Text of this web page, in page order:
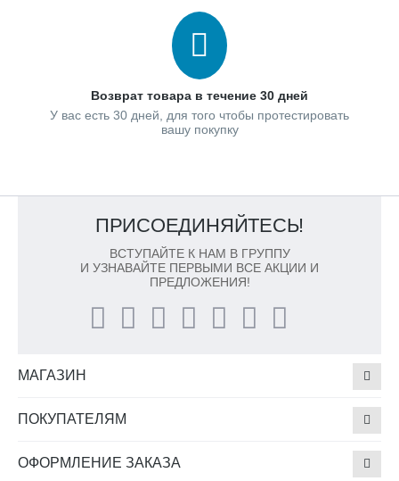
Возврат товара в течение 30 дней
У вас есть 30 дней, для того чтобы протестировать
вашу покупку
ПРИСОЕДИНЯЙТЕСЬ!
ВСТУПАЙТЕ К НАМ В ГРУППУ
И УЗНАВАЙТЕ ПЕРВЫМИ ВСЕ АКЦИИ И
ПРЕДЛОЖЕНИЯ!
МАГАЗИН
ПОКУПАТЕЛЯМ
ОФОРМЛЕНИЕ ЗАКАЗА